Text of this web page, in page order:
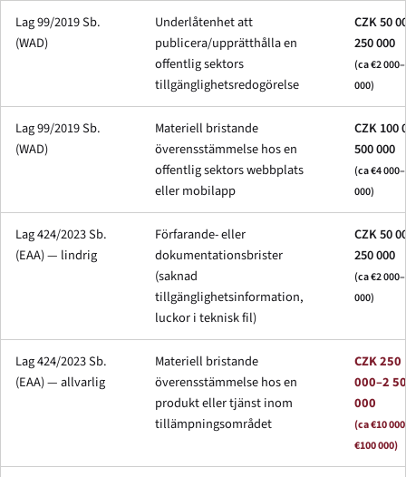
Lag 99/2019 Sb.
(WAD)
Underlåtenhet att
publicera/upprätthålla en
offentlig sektors
tillgänglighetsredogörelse
CZK 50
250 000
(ca €2
000)
Lag 99/2019 Sb.
(WAD)
Materiell bristande
överensstämmelse hos en
offentlig sektors webbplats
eller mobilapp
CZK 100
500 000
(ca €4
000)
Lag 424/2023 Sb.
(EAA) — lindrig
Förfarande- eller
dokumentationsbrister
(saknad
tillgänglighetsinformation,
luckor i teknisk fil)
CZK 50
250 000
(ca €2
000)
Lag 424/2023 Sb.
(EAA) — allvarlig
Materiell bristande
överensstämmelse hos en
produkt eller tjänst inom
tillämpningsområdet
CZK 250
000–2
000
(ca €10
€100 000)